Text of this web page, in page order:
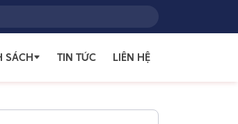
SÁCH TIN TỨC LIÊN HỆ